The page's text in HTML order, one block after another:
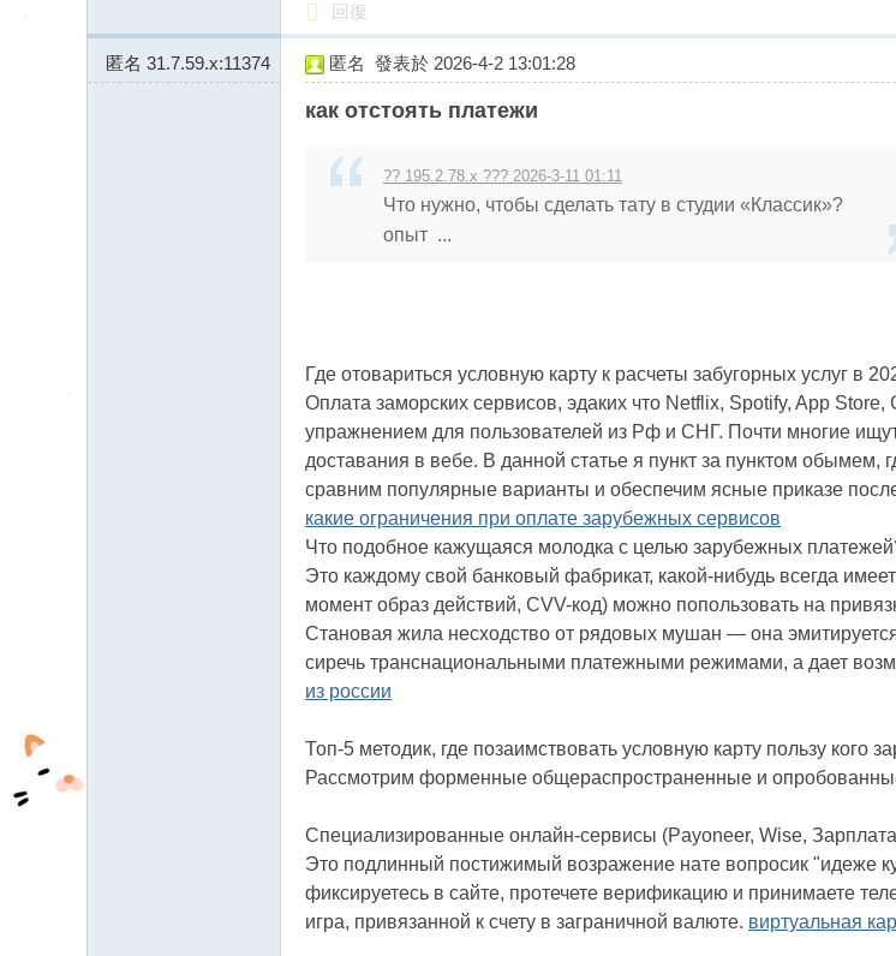
回復
匿名 31.7.59.x:11374 匿名 發表於 2026-4-2 13:01:28
как отстоять платежи
?? 195.2.78.x ??? 2026-3-11 01:11
Что нужно, чтобы сделать тату в студии «Классик»?
опыт ...
Где отовариться условную карту к расчеты забугорных услуг в
Оплата заморских сервисов, эдаких что Netflix, Spotify, App
упражнением для пользователей из Рф и СНГ. Почти многие
доставания в вебе. В данной статье я пункт за пунктом обымем,
сравним популярные варианты и обеспечим ясные приказе
какие ограничения при оплате зарубежных сервисов
Что подобное кажущаяся молодка с целью зарубежных
Это каждому свой банковый фабрикат, какой-нибудь всегда
момент образ действий, CVV-код) можно попользовать на
Становая жила несходство от рядовых мушан — она
сиречь транснациональными платежными режимами, а дает
из россии
Топ-5 методик, где позаимствовать условную карту пользу кого
Рассмотрим форменные общераспространенные и
Специализированные онлайн-сервисы (Payoneer, Wise,
Это подлинный постижимый возражение нате вопросик "идеже
фиксируетесь в сайте, протечете верификацию и принимаете
игра, привязанной к счету в заграничной валюте. виртуальная